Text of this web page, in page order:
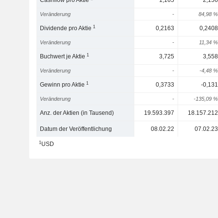
Veränderung - 84,98 %
Dividende pro Aktie1 0,2163 0,2408
Veränderung - 11,34 %
Buchwert je Aktie1 3,725 3,558
Veränderung - -4,48 %
Gewinn pro Aktie1 0,3733 -0,131
Veränderung - -135,09 %
Anz. der Aktien (in Tausend) 19.593.397 18.157.212
Datum der Veröffentlichung 08.02.22 07.02.23
1USD